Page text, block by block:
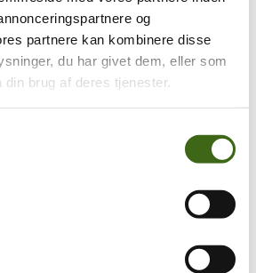
og
partnere kan kombinere disse
du har givet dem, eller som
brug af deres tjenester.
Buejægere (FADB)